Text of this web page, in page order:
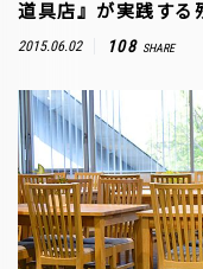
道具店』が実践する
2015.06.02 108 SHARE